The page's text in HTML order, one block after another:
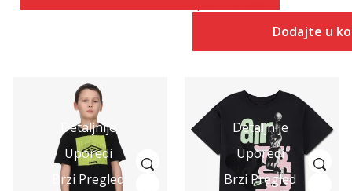
Dodajte u
Detaljnije
Uporedi
Brzi Pregled
Detaljnije
Uporedi
Brzi Pregled